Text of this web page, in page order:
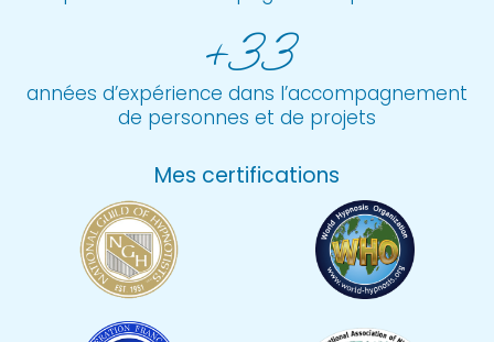
+33
années d’expérience dans l’accompagnement
de personnes et de projets
Mes certifications